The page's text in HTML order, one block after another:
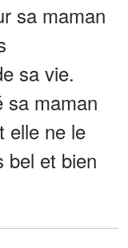
sa maman
sa vie.
sa maman
elle ne le
bel et bien